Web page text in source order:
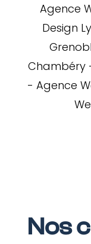
Agence
Design
Chambéry
- Agence
Nos